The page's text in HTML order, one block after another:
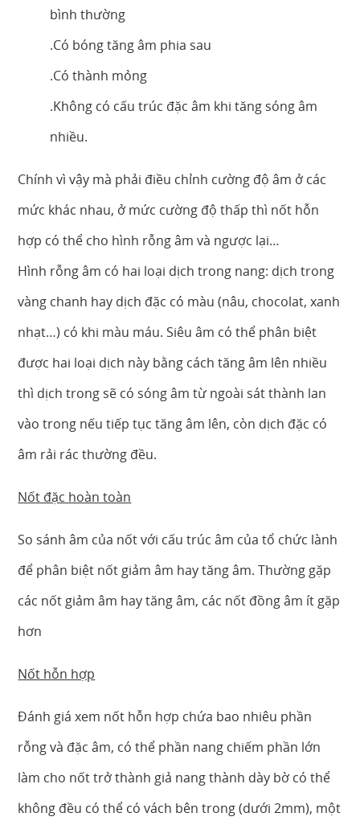
bình thường
.Có bóng tăng âm phia sau
.Có thành mỏng
.Không có cấu trúc đặc âm khi tăng sóng âm
nhiều.
Chính vì vậy mà phải điều chỉnh cường độ âm ở các
mức khác nhau, ở mức cường độ thấp thì nốt hỗn
hợp có thể cho hình rỗng âm và ngược lại…
Hình rỗng âm có hai loại dịch trong nang: dịch trong
vàng chanh hay dịch đặc có màu (nâu, chocolat, xanh
nhạt…) có khi màu máu. Siêu âm có thể phân biệt
được hai loại dịch này bằng cách tăng âm lên nhiều
thì dịch trong sẽ có sóng âm từ ngoài sát thành lan
vào trong nếu tiếp tục tăng âm lên, còn dịch đặc có
âm rải rác thường đều.
Nốt đặc hoàn toàn
So sánh âm của nốt với cấu trúc âm của tổ chức lành
để phân biệt nốt giảm âm hay tăng âm. Thường gặp
các nốt giảm âm hay tăng âm, các nốt đồng âm ít gặp
hơn
Nốt hỗn hợp
Đánh giá xem nốt hỗn hợp chứa bao nhiêu phần
rỗng và đặc âm, có thể phần nang chiếm phần lớn
làm cho nốt trở thành giả nang thành dày bờ có thể
không đều có thể có vách bên trong (dưới 2mm), một